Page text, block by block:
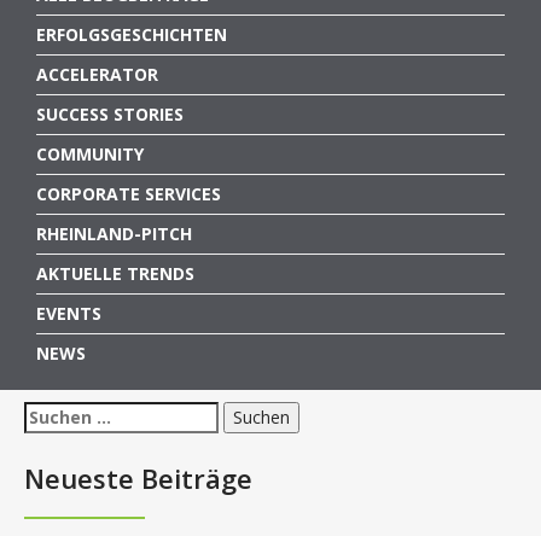
ERFOLGSGESCHICHTEN
ACCELERATOR
SUCCESS STORIES
COMMUNITY
CORPORATE SERVICES
RHEINLAND-PITCH
AKTUELLE TRENDS
EVENTS
NEWS
Suchen
nach:
Neueste Beiträge